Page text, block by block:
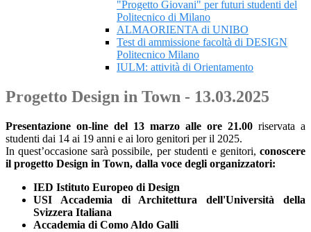
"Progetto Giovani" per futuri studenti del
Politecnico di Milano
ALMAORIENTA di UNIBO
Test di ammissione facoltà di DESIGN
Politecnico Milano
IULM: attività di Orientamento
Progetto Design in Town - 13.03.2025
Presentazione on-line del 13 marzo alle ore 21.00 riservata a
studenti dai 14 ai 19 anni e ai loro genitori per il 2025.
In quest’occasione sarà possibile, per studenti e genitori, conoscere
il progetto Design in Town, dalla voce degli organizzatori:
IED Istituto Europeo di Design
USI Accademia di Architettura dell'Università della
Svizzera Italiana
Accademia di Como Aldo Galli